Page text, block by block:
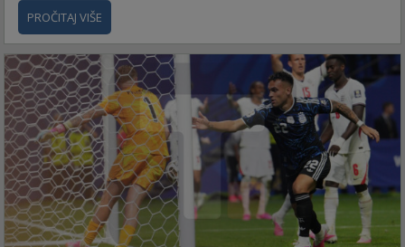
PROČITAJ VIŠE